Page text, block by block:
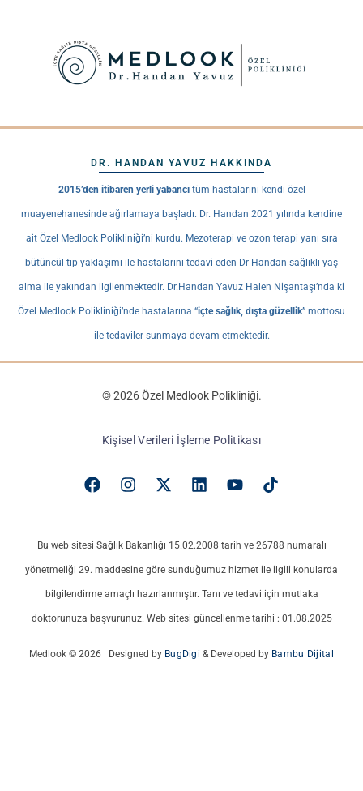
DR. HANDAN YAVUZ HAKKINDA
2015’den itibaren yerli yabancıtüm hastalarını kendi özel
muayenehanesinde ağırlamaya başladı. Dr. Handan 2021 yılında kendine
ait Özel Medlook Polikliniği’ni kurdu. Mezoterapi ve ozon terapi yanı sıra
bütüncül tıp yaklaşımı ile hastalarını tedavi eden Dr Handan sağlıklı yaş
alma ile yakından ilgilenmektedir. Dr.Handan Yavuz Halen Nişantaşı’nda ki
Özel Medlook Polikliniği’nde hastalarına “içte sağlık, dışta güzellik” mottosu
ile tedaviler sunmaya devam etmektedir.
© 2026 Özel Medlook Polikliniği.
Kişisel Verileri İşleme Politikası
Bu web sitesi Sağlık Bakanlığı 15.02.2008 tarih ve 26788 numaralı
yönetmeliği 29. maddesine göre sunduğumuz hizmet ile ilgili konularda
bilgilendirme amaçlı hazırlanmıştır. Tanı ve tedavi için mutlaka
doktorunuza başvurunuz. Web sitesi güncellenme tarihi : 01.08.2025
Medlook © 2026 | Designed by BugDigi & Developed by Bambu Dijital